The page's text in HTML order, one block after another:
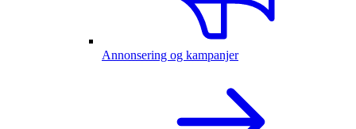
Annonsering og kampanjer